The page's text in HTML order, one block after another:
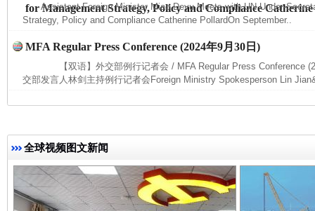
for Management Strategy, Policy and Compliance
Assistant Foreign Minister Miao Deyu Meets with UN Under-
Strategy, Policy and Compliance Catherine PollardOn September..
MFA Regular Press Conference (2024年9月30日)
【双语】外交部例行记者会 / MFA Regular Press Conference
交部发言人林剑主持例行记者会Foreign Ministry Spokesperson Lin
全球视频图文新闻
完善运行机制助力责任有效落实